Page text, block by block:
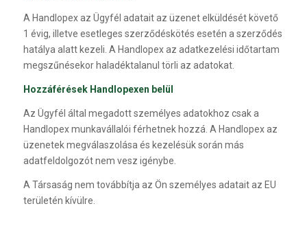
A Handlopex az Ügyfél adatait az üzenet elküldését követő
1 évig, illetve esetleges szerződéskötés esetén a szerződés
hatálya alatt kezeli. A Handlopex az adatkezelési időtartam
megszűnésekor haladéktalanul törli az adatokat.
Hozzáférések Handlopexen belül
Az Ügyfél által megadott személyes adatokhoz csak a
Handlopex munkavállalói férhetnek hozzá. A Handlopex az
üzenetek megválaszolása és kezelésük során más
adatfeldolgozót nem vesz igénybe.
A Társaság nem továbbítja az Ön személyes adatait az EU
területén kívülre.